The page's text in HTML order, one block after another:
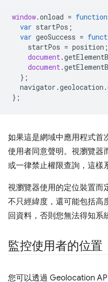
window.onload = function
var startPos ;
var geoSuccess =
startPos = position ;
document .
document .
};
navigator .geolocation .
};
如果這是網域中應用程式首
使用者同意聲明。視瀏覽器
或一律禁止權限查詢，這樣
視瀏覽器使用的定位裝置而
不只經緯度，還可能包括高
回資料，否則您無法得知系
監控使用者的位置
您可以透過 Geolocation